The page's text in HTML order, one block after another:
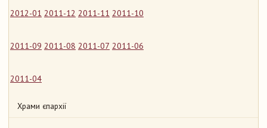
2012-01 2011-12 2011-11 2011-10
2011-09 2011-08 2011-07 2011-06
2011-04
Храми єпархії